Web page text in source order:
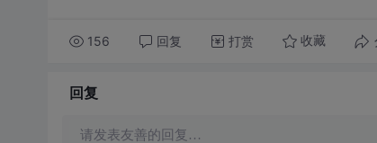
156 回复 打赏 收藏
回复
请发表友善的回复…